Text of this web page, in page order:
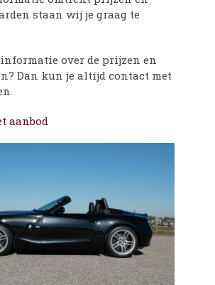
staan wij je graag te
over de prijzen en
Dan kun je altijd contact met
aanbod